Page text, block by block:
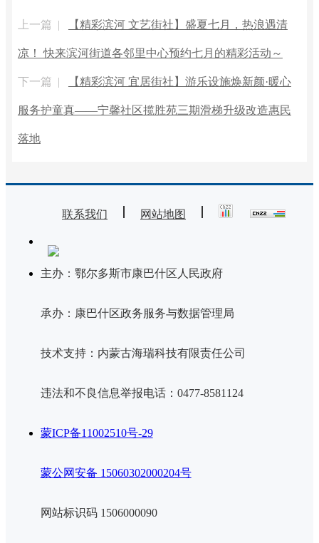
上一篇 | 【精彩滨河 文艺街社】盛夏七月，热浪遇清
凉！ 快来滨河街道各邻里中心预约七月的精彩活动～
下一篇 | 【精彩滨河 宜居街社】游乐设施焕新颜·暖心
服务护童真——宁馨社区揽胜苑三期滑梯升级改造惠民
落地
联系我们 网站地图
主办：鄂尔多斯市康巴什区人民政府
承办：康巴什区政务服务与数据管理局
技术支持：内蒙古海瑞科技有限责任公司
违法和不良信息举报电话：0477-8581124
蒙ICP备11002510号-29
蒙公网安备 15060302000204号
网站标识码 1506000090